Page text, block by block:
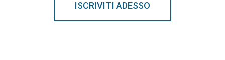
ISCRIVITI ADESSO